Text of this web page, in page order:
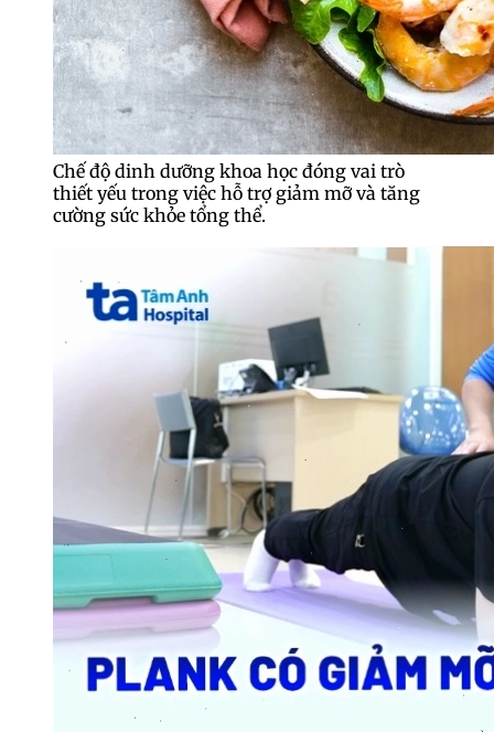
Chế độ dinh dưỡng khoa học đóng vai trò
thiết yếu trong việc hỗ trợ giảm mỡ và tăng
cường sức khỏe tổng thể.